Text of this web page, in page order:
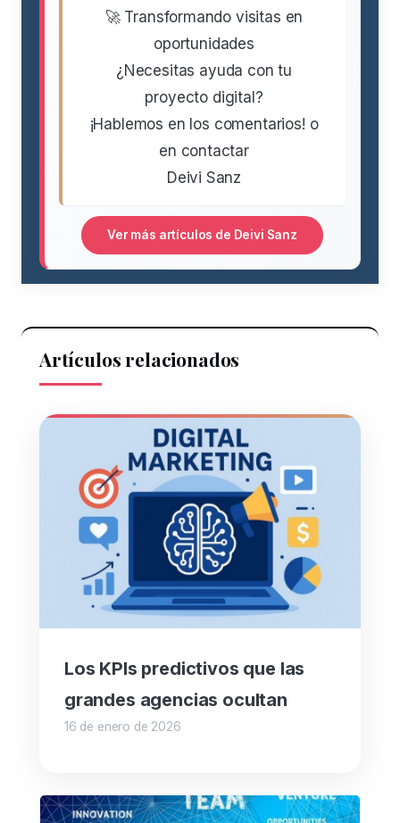
🚀 Transformando visitas en
oportunidades
¿Necesitas ayuda con tu
proyecto digital?
¡Hablemos en los comentarios! o
en contactar
Deivi Sanz
Ver más artículos de Deivi Sanz
Artículos relacionados
Los KPIs predictivos que las
grandes agencias ocultan
16 de enero de 2026